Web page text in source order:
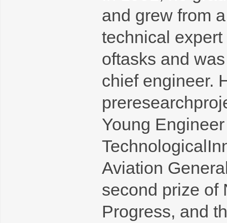
and grew from
technical
oftasks and
chief engineer.
Young
Aviation
second prize of
Progress, and